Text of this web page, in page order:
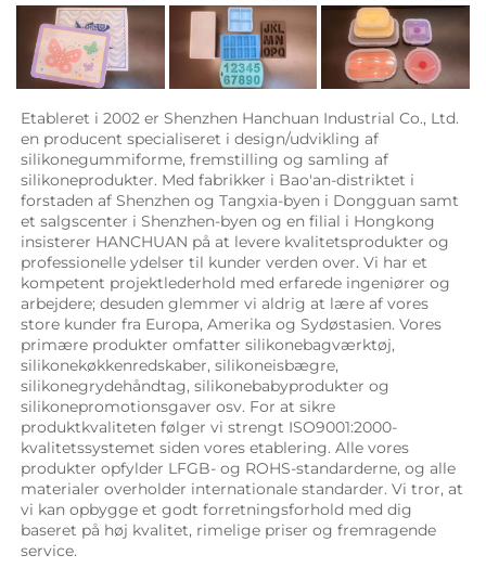
Etableret i 2002 er Shenzhen Hanchuan Industrial Co., Ltd.
en producent specialiseret i design/udvikling af
silikonegummiforme, fremstilling og samling af
silikoneprodukter. Med fabrikker i Bao'an-distriktet i
forstaden af Shenzhen og Tangxia-byen i Dongguan samt
et salgscenter i Shenzhen-byen og en filial i Hongkong
insisterer HANCHUAN på at levere kvalitetsprodukter og
professionelle ydelser til kunder verden over. Vi har et
kompetent projektlederhold med erfarede ingeniører og
arbejdere; desuden glemmer vi aldrig at lære af vores
store kunder fra Europa, Amerika og Sydøstasien. Vores
primære produkter omfatter silikonebagværktøj,
silikonekøkkenredskaber, silikoneisbægre,
silikonegrydehåndtag, silikonebabyprodukter og
silikonepromotionsgaver osv. For at sikre
produktkvaliteten følger vi strengt ISO9001:2000-
kvalitetssystemet siden vores etablering. Alle vores
produkter opfylder LFGB- og ROHS-standarderne, og alle
materialer overholder internationale standarder. Vi tror, at
vi kan opbygge et godt forretningsforhold med dig
baseret på høj kvalitet, rimelige priser og fremragende
service.